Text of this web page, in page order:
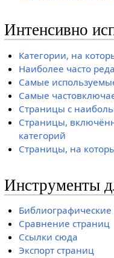
Интенсивно
Категории, на
Наиболее часто
Самые
Самые
Страницы с
Страницы,
категорий
Страницы, на
Инструменты
Сравнение страниц
Ссылки сюда
Экспорт страниц